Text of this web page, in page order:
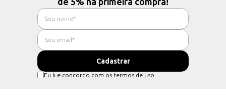
Eu li e concordo com os termos de uso